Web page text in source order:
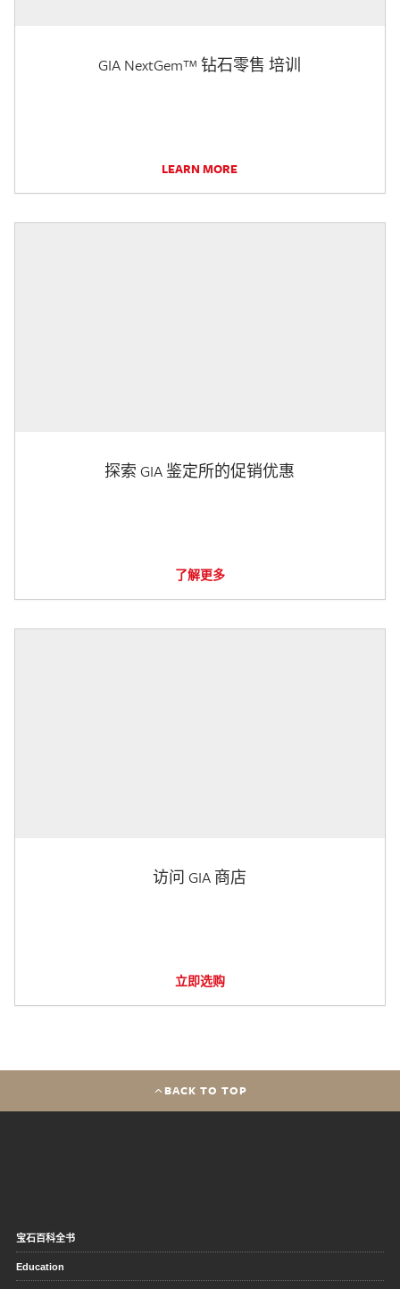
GIA NextGem™ 钻石零售 培训
LEARN MORE
探索 GIA 鉴定所的促销优惠
了解更多
访问 GIA 商店
立即选购
BACK TO TOP
宝石百科全书
Education